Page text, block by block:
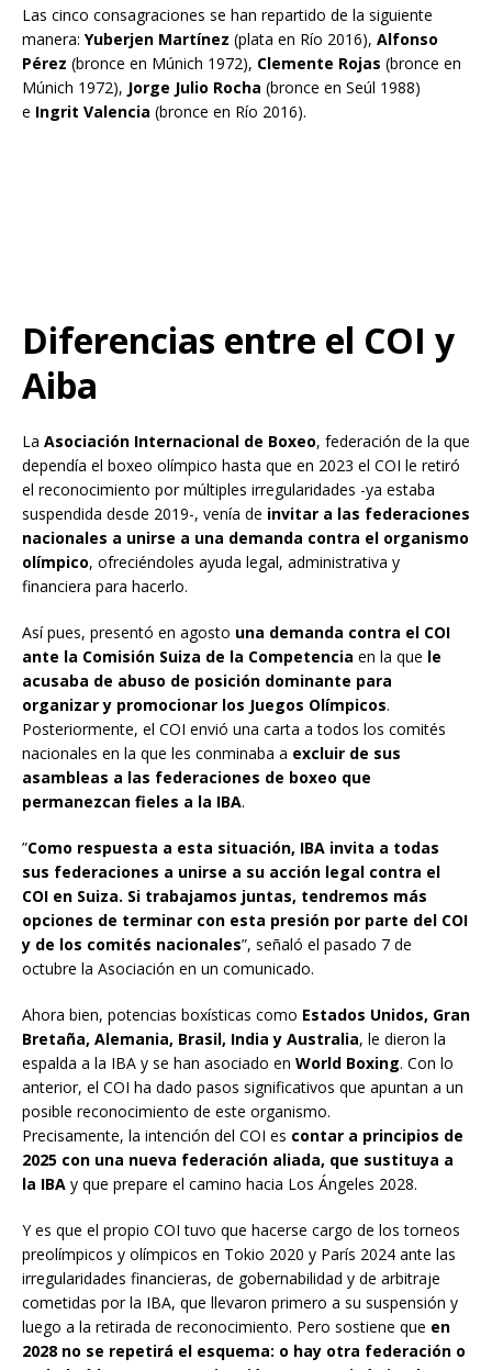
Las cinco consagraciones se han repartido de la siguiente
manera: Yuberjen Martínez (plata en Río 2016), Alfonso
Pérez (bronce en Múnich 1972), Clemente Rojas (bronce en
Múnich 1972), Jorge Julio Rocha (bronce en Seúl 1988)
e Ingrit Valencia (bronce en Río 2016).
Diferencias entre el COI y
Aiba
La Asociación Internacional de Boxeo, federación de la que
dependía el boxeo olímpico hasta que en 2023 el COI le retiró
el reconocimiento por múltiples irregularidades -ya estaba
suspendida desde 2019-, venía de invitar a las federaciones
nacionales a unirse a una demanda contra el organismo
olímpico, ofreciéndoles ayuda legal, administrativa y
financiera para hacerlo.
Así pues, presentó en agosto una demanda contra el COI
ante la Comisión Suiza de la Competencia en la que le
acusaba de abuso de posición dominante para
organizar y promocionar los Juegos Olímpicos.
Posteriormente, el COI envió una carta a todos los comités
nacionales en la que les conminaba a excluir de sus
asambleas a las federaciones de boxeo que
permanezcan fieles a la IBA.
”Como respuesta a esta situación, IBA invita a todas
sus federaciones a unirse a su acción legal contra el
COI en Suiza. Si trabajamos juntas, tendremos más
opciones de terminar con esta presión por parte del COI
y de los comités nacionales”, señaló el pasado 7 de
octubre la Asociación en un comunicado.
Ahora bien, potencias boxísticas como Estados Unidos, Gran
Bretaña, Alemania, Brasil, India y Australia, le dieron la
espalda a la IBA y se han asociado en World Boxing. Con lo
anterior, el COI ha dado pasos significativos que apuntan a un
posible reconocimiento de este organismo.
Precisamente, la intención del COI es contar a principios de
2025 con una nueva federación aliada, que sustituya a
la IBA y que prepare el camino hacia Los Ángeles 2028.
Y es que el propio COI tuvo que hacerse cargo de los torneos
preolímpicos y olímpicos en Tokio 2020 y París 2024 ante las
irregularidades financieras, de gobernabilidad y de arbitraje
cometidas por la IBA, que llevaron primero a su suspensión y
luego a la retirada de reconocimiento. Pero sostiene que en
2028 no se repetirá el esquema: o hay otra federación o